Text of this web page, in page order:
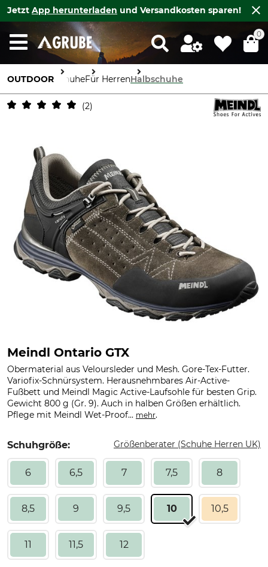
Jetzt App herunterladen und Versandkosten sparen!
0
OUTDOOR SchuheFür HerrenHalbschuhe
2
Meindl Ontario GTX
Obermaterial aus Veloursleder und Mesh. Gore-Tex-Futter.
Variofix-Schnürsystem. Herausnehmbares Air-Active-
Fußbett und Meindl Magic Active-Laufsohle für besten Grip.
Gewicht 800 g (Gr. 9). Auch in halben Größen erhältlich.
Pflege mit Meindl Wet-Proof... mehr.
Schuhgröße: Größenberater (Schuhe Herren UK)
6 6,5 7 7,5 8
8,5 9 9,5 10 10,5
11 11,5 12